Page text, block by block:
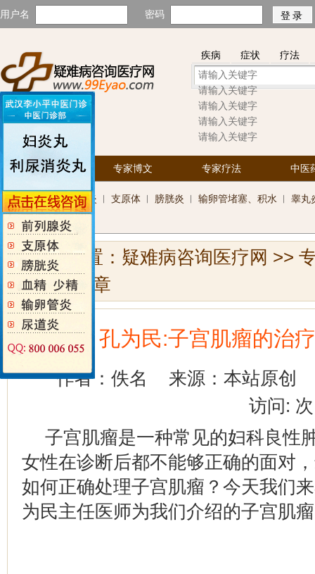
用户名 密码
疾病 症状 疗法
首页
专家博文 专家疗法 中医
科
室
前列腺炎 ︱ 支原体 ︱ 膀胱炎 ︱ 输卵管堵塞、积水 ︱ 睾丸
您当前位置： 疑难病咨询医疗网 >>
>> 浏览文章
孔为民:子宫肌瘤的治
作者：佚名
来源：本站原创
访问: 次
子宫肌瘤是一种常见的妇科良性
女性在诊断后都不能够正确的面对
如何正确处理子宫肌瘤？今天我们
为民主任医师为我们介绍的子宫肌